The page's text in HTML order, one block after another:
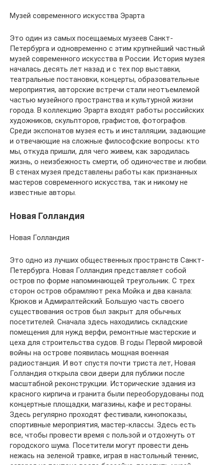
Музей современного искусства Эрарта
Это один из самых посещаемых музеев Санкт-
Петербурга и одновременно с этим крупнейший частный
музей современного искусства в России. История музея
началась десять лет назад и с тех пор выставки,
театральные постановки, концерты, образовательные
мероприятия, авторские встречи стали неотъемлемой
частью музейного пространства и культурной жизни
города. В коллекцию Эрарта входят работы российских
художников, скульпторов, графистов, фотографов.
Среди экспонатов музея есть и инсталляции, задающие
и отвечающие на сложные философские вопросы: кто
мы, откуда пришли, для чего живем, как зародилась
жизнь, о неизбежность смерти, об одиночестве и любви.
В стенах музея представлены работы как признанных
мастеров современного искусства, так и никому не
известные авторы.
Новая Голландия
Новая Голландия
Это одно из лучших общественных пространств Санкт-
Петербурга. Новая Голландия представляет собой
остров по форме напоминающей треугольник. С трех
сторон остров обрамляют река Мойка и два канала:
Крюков и Адмиралтейский. Большую часть своего
существования остров был закрыт для обычных
посетителей. Сначала здесь находились складские
помещения для нужд верфи, ремонтные мастерские и
цеха для строительства судов. В годы Первой мировой
войны на острове появилась мощная военная
радиостанция. И вот спустя почти триста лет, Новая
Голландия открыла свои двери для публики после
масштабной реконструкции. Исторические здания из
красного кирпича и гранита были переоборудованы под
концертные площадки, магазины, кафе и рестораны.
Здесь регулярно проходят фестивали, кинопоказы,
спортивные мероприятия, мастер-классы. Здесь есть
все, чтобы провести время с пользой и отдохнуть от
городского шума. Посетители могут провести день
нежась на зеленой травке, играя в настольный теннис,